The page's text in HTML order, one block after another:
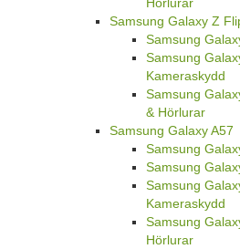
Hörlurar
Samsung Galaxy Z
Samsung
Samsung
Kameraskydd
Samsung
& Hörlurar
Samsung Galaxy A57
Samsung
Samsung
Samsung
Kameraskydd
Samsung
Hörlurar